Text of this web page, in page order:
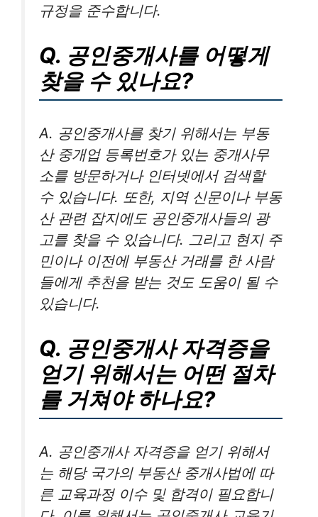
규정을 준수합니다.
Q. 공인중개사를 어떻게
찾을 수 있나요?
A. 공인중개사를 찾기 위해서는 부동
산 중개업 등록번호가 있는 중개사무
소를 방문하거나 인터넷에서 검색할
수 있습니다. 또한, 지역 신문이나 부동
산 관련 잡지에도 공인중개사들의 광
고를 찾을 수 있습니다. 그리고 현지 주
민이나 이전에 부동산 거래를 한 사람
들에게 추천을 받는 것도 도움이 될 수
있습니다.
Q. 공인중개사 자격증을
얻기 위해서는 어떤 절차
를 거쳐야 하나요?
A. 공인중개사 자격증을 얻기 위해서
는 해당 국가의 부동산 중개사법에 따
른 교육과정 이수 및 합격이 필요합니